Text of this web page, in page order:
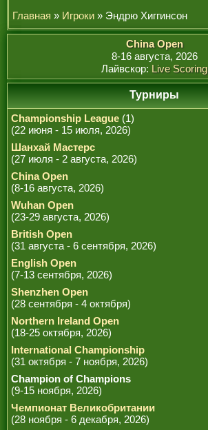
Главная » Игроки » Эндрю Хиггинсон
China Open
8-16 августа, 2026
Лайвскор: Live Scoring
Турниры
Championship League (1)
(22 июня - 15 июля, 2026)
Шанхай Мастерс
(27 июля - 2 августа, 2026)
China Open
(8-16 августа, 2026)
Wuhan Open
(23-29 августа, 2026)
British Open
(31 августа - 6 сентября, 2026)
English Open
(7-13 сентября, 2026)
Shenzhen Open
(28 сентября - 4 октября)
Northern Ireland Open
(18-25 октября, 2026)
International Championship
(31 октября - 7 ноября, 2026)
Champion of Champions
(9-15 ноября, 2026)
Чемпионат Великобритании
(28 ноября - 6 декабря, 2026)